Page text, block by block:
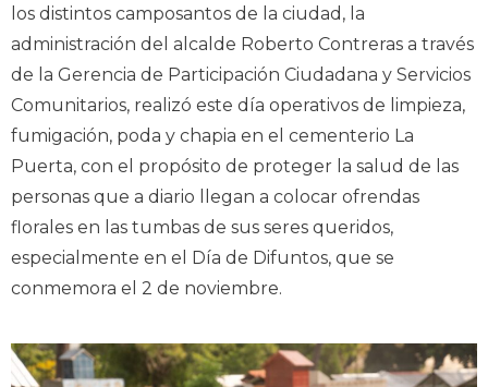
los distintos camposantos de la ciudad, la
administración del alcalde Roberto Contreras a través
de la Gerencia de Participación Ciudadana y Servicios
Comunitarios, realizó este día operativos de limpieza,
fumigación, poda y chapia en el cementerio La
Puerta, con el propósito de proteger la salud de las
personas que a diario llegan a colocar ofrendas
florales en las tumbas de sus seres queridos,
especialmente en el Día de Difuntos, que se
conmemora el 2 de noviembre.